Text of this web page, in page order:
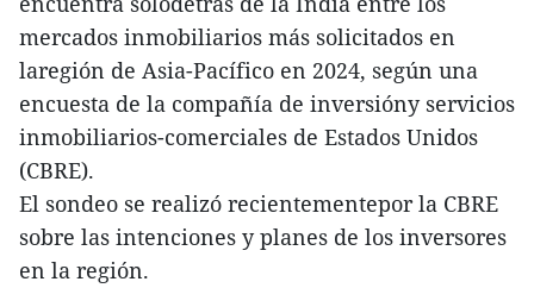
mercados inmobiliarios más solicitados en
laregión de Asia-Pacífico en 2024, según una
encuesta de la compañía de inversióny servicios
inmobiliarios-comerciales de Estados Unidos
(CBRE).
El sondeo se realizó recientementepor la CBRE
sobre las intenciones y planes de los inversores
en la región.